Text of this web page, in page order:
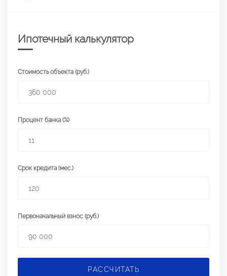
Ипотечный калькулятор
Стоимость объекта (руб.)
Процент банка (%)
Срок кредита (мес.)
Первоначальный взнос (руб.)
РАССЧИТАТЬ